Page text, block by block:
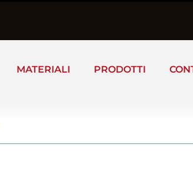
MATERIALI PRODOTTI